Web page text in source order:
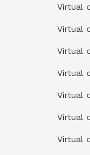
Virtual
Virtual
Virtual
Virtual
Virtual
Virtual
Virtual